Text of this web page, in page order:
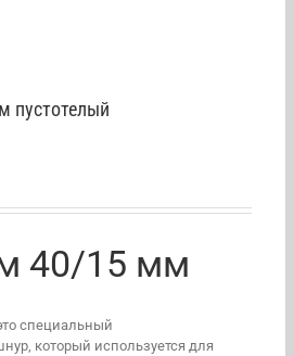
пустотелый
40/15 мм
специальный
который используется для